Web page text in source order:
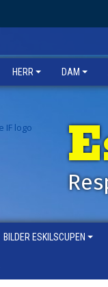
HERR DAM
BILDER ESKILSCUPEN